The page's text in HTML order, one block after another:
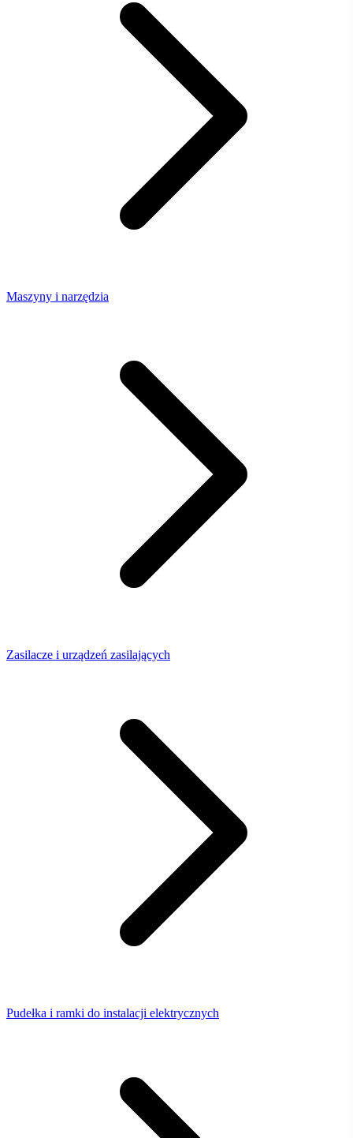
Maszyny i narzędzia
Zasilacze i urządzeń zasilających
Pudełka i ramki do instalacji elektrycznych